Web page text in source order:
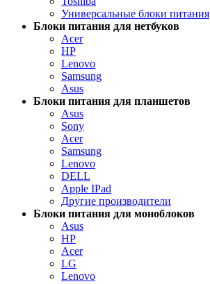
Универсальные блоки питания
Блоки питания для нетбуков
Acer
HP
Lenovo
Samsung
Asus
Блоки питания для планшетов
Asus
Sony
Acer
Samsung
Lenovo
DELL
Apple IPad
Другие производители
Блоки питания для моноблоков
Asus
HP
Acer
LG
Lenovo